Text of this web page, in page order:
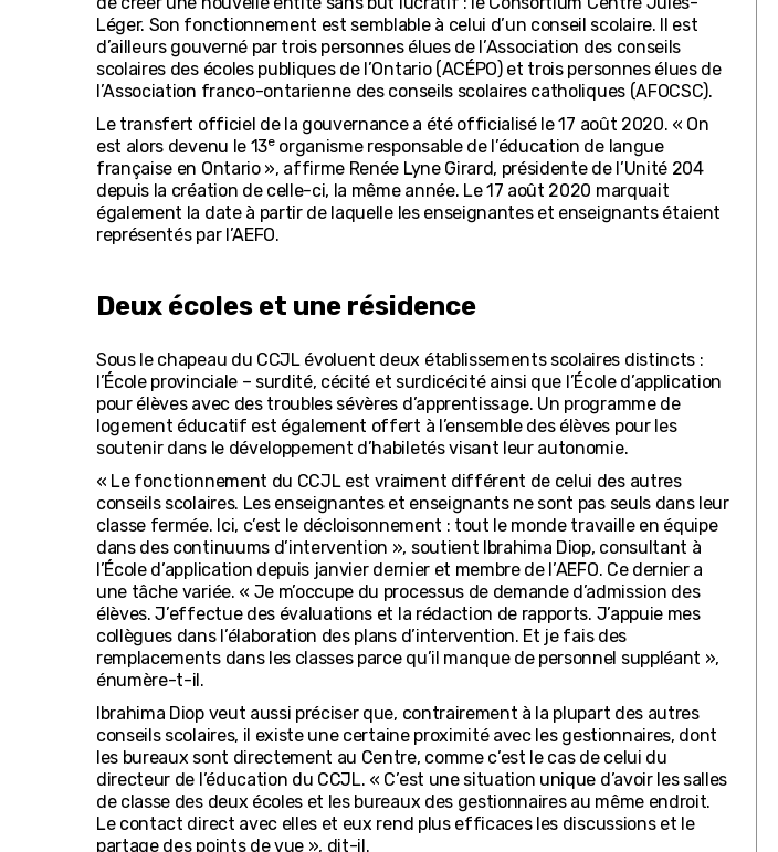
Léger. Son fonctionnement est semblable à celui d’un conseil scolaire. Il est
d’ailleurs gouverné par trois personnes élues de l’Association des conseils
scolaires des écoles publiques de l’Ontario (ACÉPO) et trois personnes élues de
l’Association franco-ontarienne des conseils scolaires catholiques (AFOCSC).
Le transfert officiel de la gouvernance a été officialisé le 17 août 2020. « On
est alors devenu le 13eorganisme responsable de l’éducation de langue
française en Ontario », affirme Renée Lyne Girard, présidente de l’Unité 204
depuis la création de celle-ci, la même année. Le 17 août 2020 marquait
également la date à partir de laquelle les enseignantes et enseignants étaient
représentés par l’AEFO.
Deux écoles et une résidence
Sous le chapeau du CCJL évoluent deux établissements scolaires distincts :
l’École provinciale – surdité, cécité et surdicécité ainsi que l’École d’application
pour élèves avec des troubles sévères d’apprentissage. Un programme de
logement éducatif est également offert à l’ensemble des élèves pour les
soutenir dans le développement d’habiletés visant leur autonomie.
« Le fonctionnement du CCJL est vraiment différent de celui des autres
conseils scolaires. Les enseignantes et enseignants ne sont pas seuls dans leur
classe fermée. Ici, c’est le décloisonnement : tout le monde travaille en équipe
dans des continuums d’intervention », soutient Ibrahima Diop, consultant à
l’École d’application depuis janvier dernier et membre de l’AEFO. Ce dernier a
une tâche variée. « Je m’occupe du processus de demande d’admission des
élèves. J’effectue des évaluations et la rédaction de rapports. J’appuie mes
collègues dans l’élaboration des plans d’intervention. Et je fais des
remplacements dans les classes parce qu’il manque de personnel suppléant »,
énumère-t-il.
Ibrahima Diop veut aussi préciser que, contrairement à la plupart des autres
conseils scolaires, il existe une certaine proximité avec les gestionnaires, dont
les bureaux sont directement au Centre, comme c’est le cas de celui du
directeur de l’éducation du CCJL. « C’est une situation unique d’avoir les salles
de classe des deux écoles et les bureaux des gestionnaires au même endroit.
Le contact direct avec elles et eux rend plus efficaces les discussions et le
partage des points de vue », dit-il.